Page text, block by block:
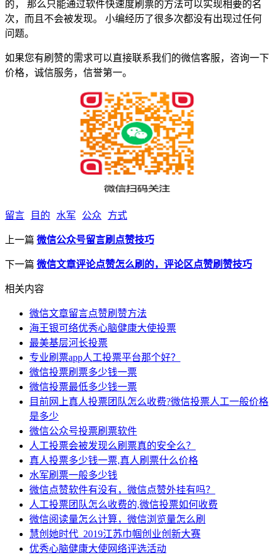
的， 那么只能通过软件快速度刷票的方法可以实现相要的名
次，而且不会被发现。 小编经历了很多次都没有出现过任何
问题。
如果您有刷赞的需求可以直接联系我们的微信客服，咨询一下
价格，诚信服务，信誉第一。
留言 目的 水军 公众 方式
上一篇 微信公众号留言刷点赞技巧
下一篇 微信文章评论点赞怎么刷的，评论区点赞刷赞技巧
相关内容
微信文章留言点赞刷赞方法
海王银可络优秀心脑健康大使投票
最美基层河长投票
专业刷票app人工投票平台那个好？
微信投票刷票多少钱一票
微信投票最低多少钱一票
目前网上真人投票团队怎么收费?微信投票人工一般价格
是多少
微信公众号投票刷票软件
人工投票会被发现么刷票真的安全么？
真人投票多少钱一票,真人刷票什么价格
水军刷票一般多少钱
微信点赞软件有没有，微信点赞外挂有吗？
人工投票团队怎么收费的,微信投票如何收费
微信阅读量怎么计算，微信浏览量怎么刷
慧创她时代_2019江苏巾帼创业创新大赛
优秀心脑健康大使网络评选活动